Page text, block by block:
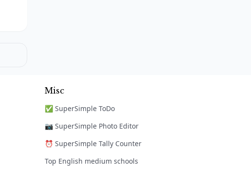
Misc
✅ SuperSimple ToDo
📷 SuperSimple Photo Editor
⏰ SuperSimple Tally Counter
Top English medium schools